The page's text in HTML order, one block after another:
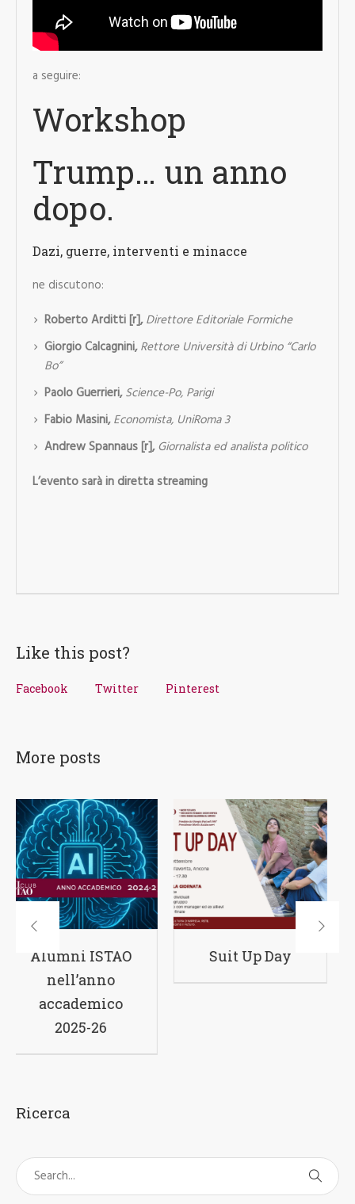
a seguire:
Workshop
Trump… un anno
dopo.
Dazi, guerre, interventi e minacce
ne discutono:
Roberto Arditti [r],Direttore Editoriale Formiche
Giorgio Calcagnini,Rettore Università di Urbino “Carlo
Bo”
Paolo Guerrieri,Science-Po, Parigi
Fabio Masini,Economista, UniRoma 3
Andrew Spannaus [r],Giornalista ed analista politico
L’evento sarà in diretta streaming
Like this post?
Facebook Twitter Pinterest
More posts
Suit Up Day
Bando per borse
di studio Master